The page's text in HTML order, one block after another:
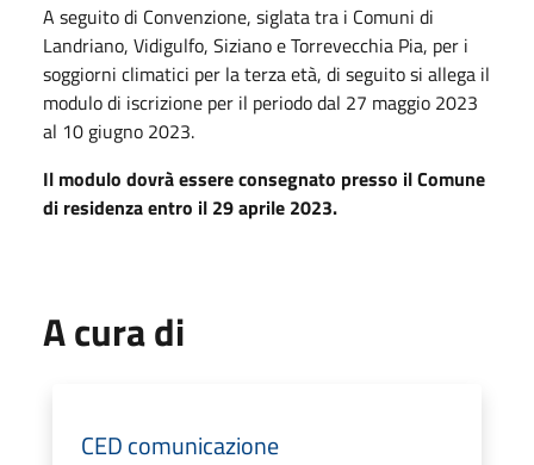
A seguito di Convenzione, siglata tra i Comuni di
Landriano, Vidigulfo, Siziano e Torrevecchia Pia, per i
soggiorni climatici per la terza età, di seguito si allega il
modulo di iscrizione per il periodo dal 27 maggio 2023
al 10 giugno 2023.
Il modulo dovrà essere consegnato presso il Comune
di residenza entro il 29 aprile 2023.
A cura di
CED comunicazione